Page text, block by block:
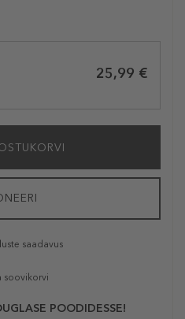
25,99 €
saadavus
soovikorvi
POODIDESSE!